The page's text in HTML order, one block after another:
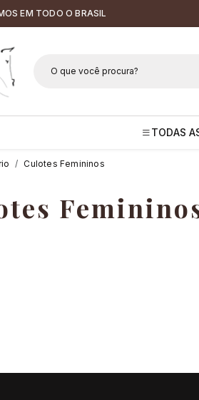
EM TODO O BRASIL
TODAS
Culotes Femininos